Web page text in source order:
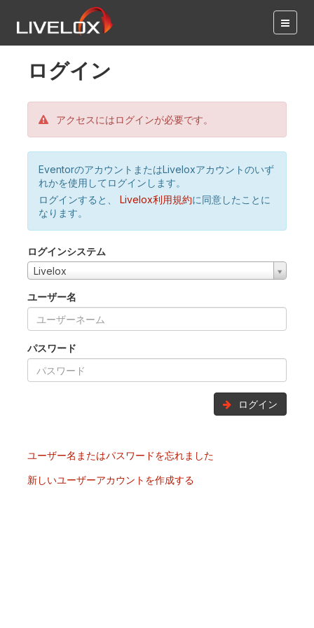
ログイン
アクセスにはログインが必要です。
EventorのアカウントまたはLiveloxアカウントのいず
れかを使用してログインします。
ログインすると、
Livelox利用規約に同意したことに
なります。
ログインシステム
Livelox
ユーザー名
パスワード
ログイン
ユーザー名またはパスワードを忘れました
新しいユーザーアカウントを作成する